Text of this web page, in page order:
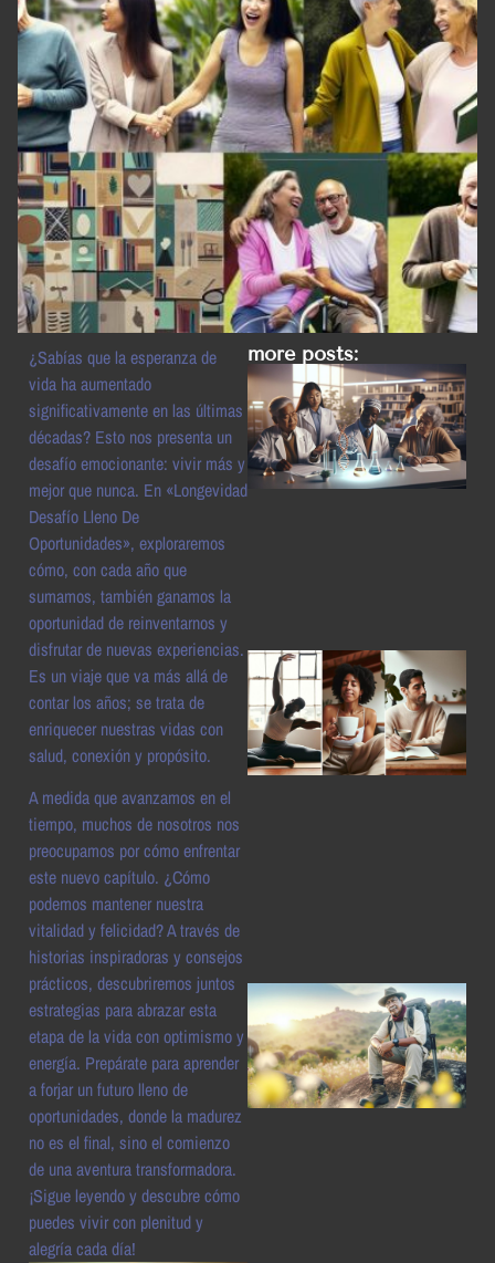
¿Sabías que la esperanza de
vida ha aumentado
significativamente en las últimas
décadas? Esto nos presenta un
desafío emocionante: vivir más y
mejor que nunca. En «Longevidad
Desafío Lleno De
Oportunidades», exploraremos
cómo, con cada año que
sumamos, también ganamos la
oportunidad de reinventarnos y
disfrutar de nuevas experiencias.
Es un viaje que va más allá de
contar los años; se trata de
enriquecer nuestras vidas con
salud, conexión y propósito.
A medida que avanzamos en el
tiempo, muchos de nosotros nos
preocupamos por cómo enfrentar
este nuevo capítulo. ¿Cómo
podemos mantener nuestra
vitalidad y felicidad? A través de
historias inspiradoras y consejos
prácticos, descubriremos juntos
estrategias para abrazar esta
etapa de la vida con optimismo y
energía. Prepárate para aprender
a forjar un futuro lleno de
oportunidades, donde la madurez
no es el final, sino el comienzo
de una aventura transformadora.
¡Sigue leyendo y descubre cómo
puedes vivir con plenitud y
alegría cada día!
more posts: